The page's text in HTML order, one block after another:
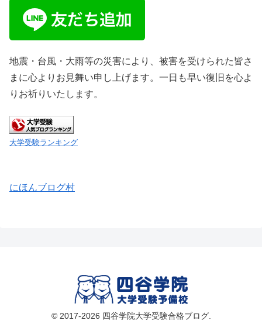
地震・台風・大雨等の災害により、被害を受けられた皆さ
まに心よりお見舞い申し上げます。一日も早い復旧を心よ
りお祈りいたします。
大学受験ランキング
にほんブログ村
© 2017-2026 四谷学院大学受験合格ブログ.